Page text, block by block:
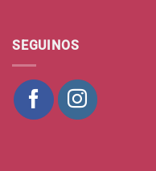
SEGUINOS